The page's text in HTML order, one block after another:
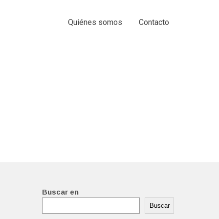
Quiénes somos Contacto
Buscar en
Buscar